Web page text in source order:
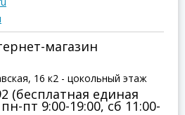
магазин
16 к2 - цокольный этаж
(бесплатная единая
пт 9:00-19:00, сб 11:00-